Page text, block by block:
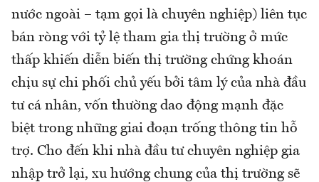
nước ngoài – tạm gọi là chuyên nghiệp) liên tục
bán ròng với tỷ lệ tham gia thị trường ở mức
thấp khiến diễn biến thị trường chứng khoán
chịu sự chi phối chủ yếu bởi tâm lý của nhà đầu
tư cá nhân, vốn thường dao động mạnh đặc
biệt trong những giai đoạn trống thông tin hỗ
trợ. Cho đến khi nhà đầu tư chuyên nghiệp gia
nhập trở lại, xu hướng chung của thị trường sẽ